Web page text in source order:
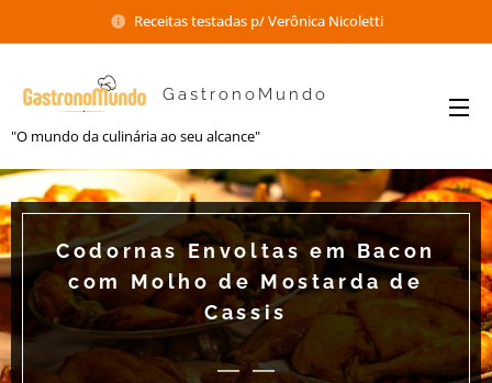
Receitas testadas p/ Verônica Nicoletti
GastronoMundo
"O mundo da culinária ao seu alcance"
Codornas Envoltas em Bacon
com Molho de Mostarda de
Cassis